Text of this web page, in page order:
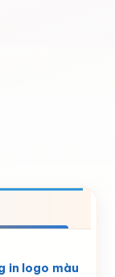
in logo màu